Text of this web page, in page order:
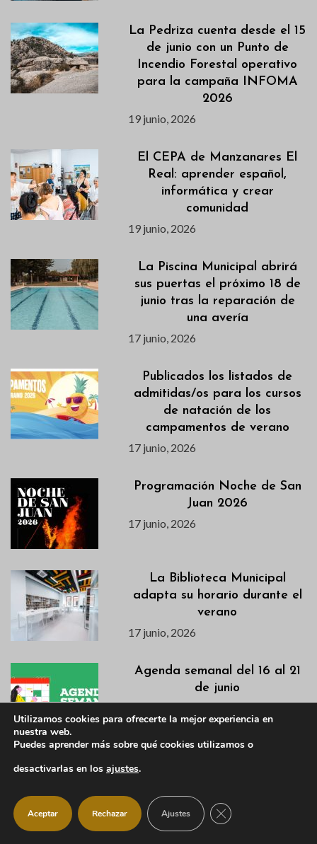
La Pedriza cuenta desde el 15
de junio con un Punto de
Incendio Forestal operativo
para la campaña INFOMA
2026
19 junio, 2026
El CEPA de Manzanares El
Real: aprender español,
informática y crear
comunidad
19 junio, 2026
La Piscina Municipal abrirá
sus puertas el próximo 18 de
junio tras la reparación de
una avería
17 junio, 2026
Publicados los listados de
admitidas/os para los cursos
de natación de los
campamentos de verano
17 junio, 2026
Programación Noche de San
Juan 2026
17 junio, 2026
La Biblioteca Municipal
adapta su horario durante el
verano
17 junio, 2026
Agenda semanal del 16 al 21
de junio
de la VI Campaña de
Excavación en el Castillo
Utilizamos cookies para ofrecerte la mejor experiencia en
nuestra web.
Puedes aprender más sobre qué cookies utilizamos o
desactivarlas en los ajustes.
Aceptar Rechazar Ajustes CERRAR EL